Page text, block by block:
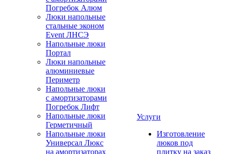
Погребок Алюм
Люки напольные
стальные эконом
Event ЛНСЭ
Напольные люки
Портал
Люки напольные
алюминиевые
Периметр
Напольные люки
с амортизаторами
Погребок Лифт
Напольные люки
Герметичный
Напольные люки
Универсал Люкс
на амортизаторах
Услуги
Изготовление
люков под
плитку на заказ